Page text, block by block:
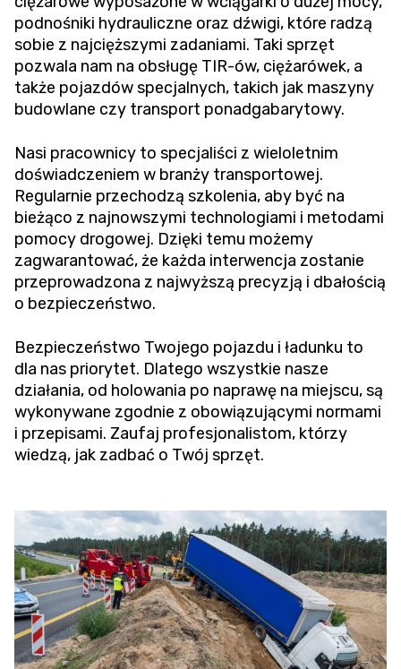
podnośniki hydrauliczne oraz dźwigi, które radzą
sobie z najcięższymi zadaniami. Taki sprzęt
pozwala nam na obsługę TIR-ów, ciężarówek, a
także pojazdów specjalnych, takich jak maszyny
budowlane czy transport ponadgabarytowy.
Nasi pracownicy to specjaliści z wieloletnim
doświadczeniem w branży transportowej.
Regularnie przechodzą szkolenia, aby być na
bieżąco z najnowszymi technologiami i metodami
pomocy drogowej. Dzięki temu możemy
zagwarantować, że każda interwencja zostanie
przeprowadzona z najwyższą precyzją i dbałością
o bezpieczeństwo.
Bezpieczeństwo Twojego pojazdu i ładunku to
dla nas priorytet. Dlatego wszystkie nasze
działania, od holowania po naprawę na miejscu, są
wykonywane zgodnie z obowiązującymi normami
i przepisami. Zaufaj profesjonalistom, którzy
wiedzą, jak zadbać o Twój sprzęt.